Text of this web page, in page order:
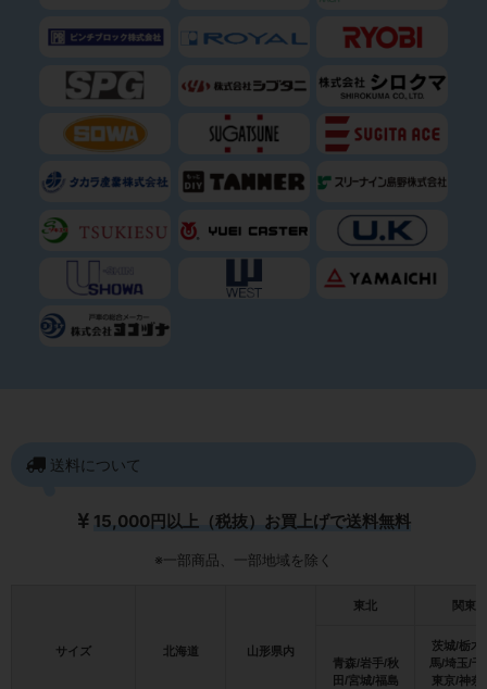
送料について
15,000円以上（税抜）お買上げで送料無料
※一部商品、一部地域を除く
サイズ 北海道 山形県内
東北 関東
青森/岩手/秋
田/宮城/福島
茨城/栃木
馬/埼玉/千
東京/神奈